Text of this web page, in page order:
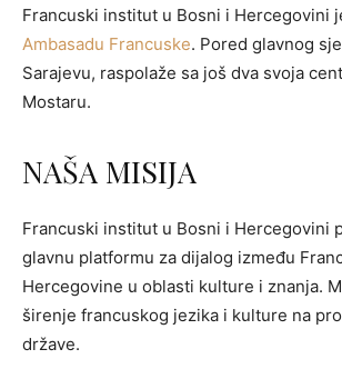
Francuski institut u Bosni i Hercegovini
Ambasadu Francuske. Pored glavnog
Sarajevu, raspolaže sa još dva svoja
Mostaru.
NAŠA MISIJA
Francuski institut u Bosni i Hercegovini
glavnu platformu za dijalog između
Hercegovine u oblasti kulture i znanja.
širenje francuskog jezika i kulture na
države.